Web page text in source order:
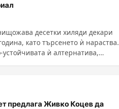
десетки хиляди декари
като търсенето ѝ нараства.
ѝ алтернатива,
предлага Живко Коцев да